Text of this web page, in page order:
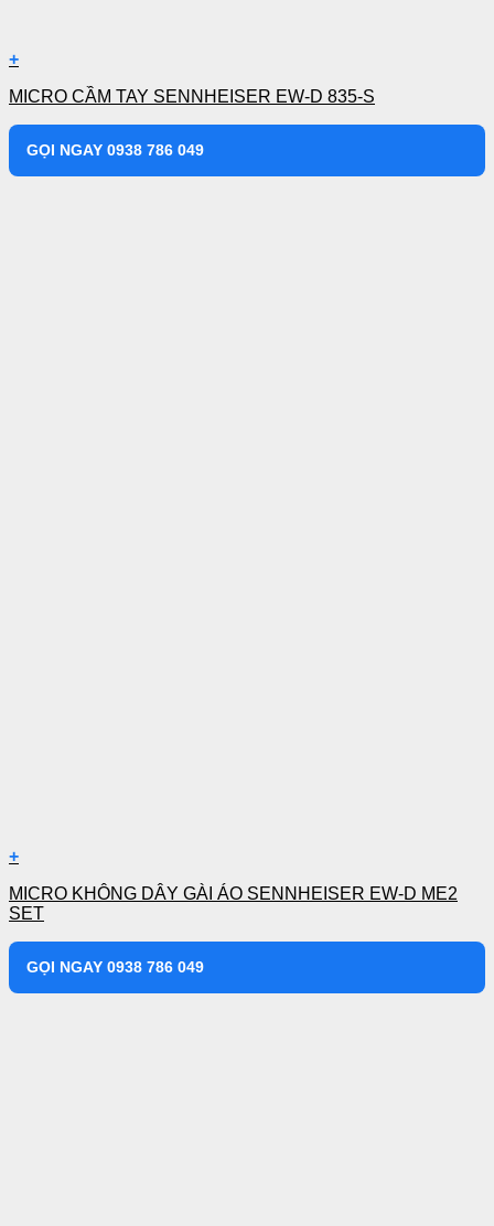
+
MICRO CẦM TAY SENNHEISER EW-D 835-S
GỌI NGAY 0938 786 049
+
MICRO KHÔNG DÂY GÀI ÁO SENNHEISER EW-D ME2
SET
GỌI NGAY 0938 786 049